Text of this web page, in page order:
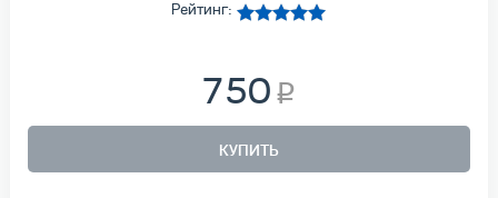
Рейтинг:
750
КУПИТЬ